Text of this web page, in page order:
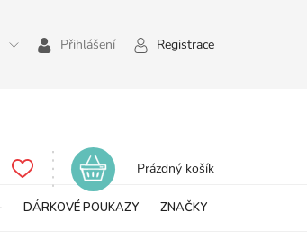
Přihlášení Registrace
Nákupní
Prázdný košík
DÁRKOVÉ POUKAZY ZNAČKY